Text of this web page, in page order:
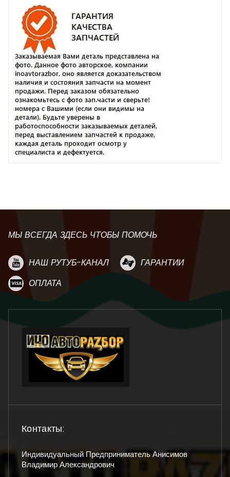
МЫ ВСЕГДА ЗДЕСЬ ЧТОБЫ ПОМОЧЬ
НАШ РУТУБ-КАНАЛ
ГАРАНТИИ
ОПЛАТА
Контакты:
Индивидуальный Предприниматель Анисимов
Владимир Александрович